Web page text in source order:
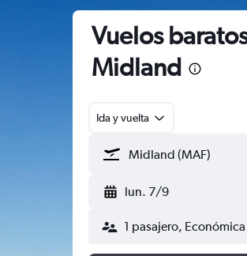
Vuelos
Midland
Ida y vuelta
lun. 7/9
1 pasajero, Económica